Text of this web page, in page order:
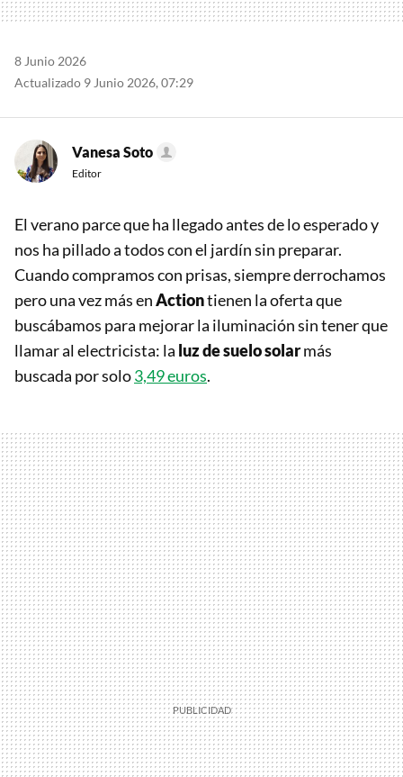
8 Junio 2026
Actualizado 9 Junio 2026, 07:29
Vanesa Soto
Editor
El verano parce que ha llegado antes de lo esperado y
nos ha pillado a todos con el jardín sin preparar.
Cuando compramos con prisas, siempre derrochamos
pero una vez más enActiontienen la oferta que
buscábamos para mejorar la iluminación sin tener que
llamar al electricista: la luz de suelo solarmás
buscada por solo3,49 euros.